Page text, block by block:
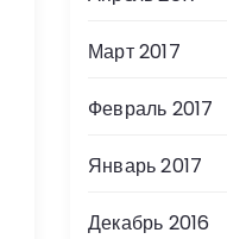
Март 2017
Февраль 2017
Январь 2017
Декабрь 2016